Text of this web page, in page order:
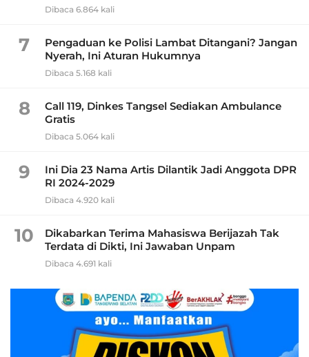
Dibaca 6.864 kali
7
Pengaduan ke Polisi Lambat Ditangani? Jangan
Nyerah, Ini Aturan Hukumnya
Dibaca 5.168 kali
8
Call 119, Dinkes Tangsel Sediakan Ambulance
Gratis
Dibaca 5.064 kali
9
Ini Dia 23 Nama Artis Dilantik Jadi Anggota DPR
RI 2024-2029
Dibaca 4.920 kali
10
Dikabarkan Terima Mahasiswa Berijazah Tak
Terdata di Dikti, Ini Jawaban Unpam
Dibaca 4.691 kali